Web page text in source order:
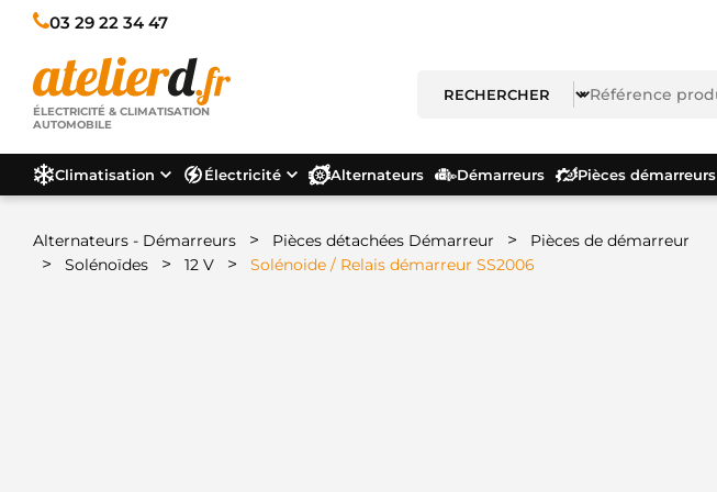
03 29 22 34 47
ÉLECTRICITÉ & CLIMATISATION
AUTOMOBILE
Climatisation Électricité Alternateurs Démarreurs Pièces démarreurs
Alternateurs - Démarreurs > Pièces détachées Démarreur > Pièces de démarreur
> Solénoïdes > 12 V > Solénoide / Relais démarreur SS2006